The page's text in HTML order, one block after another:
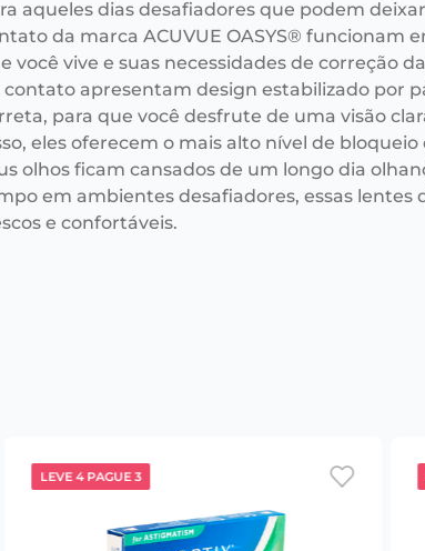
aqueles dias desafiadores que podem
da marca ACUVUE OASYS® funcionam
você vive e suas necessidades de correção
contato apresentam design estabilizado por
para que você desfrute de uma visão
eles oferecem o mais alto nível de
olhos ficam cansados de um longo dia
em ambientes desafiadores, essas
e confortáveis.
LEVE 4 PAGUE 3